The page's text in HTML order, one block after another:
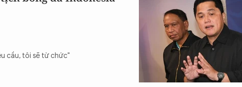
cầu, tôi sẽ từ chức"